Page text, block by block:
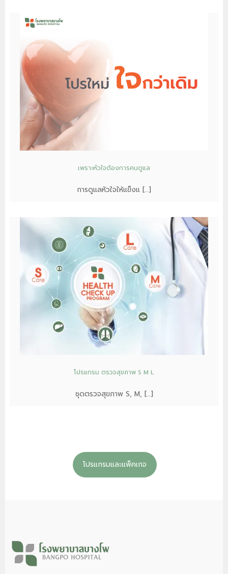
เพราะหัวใจต้องการคนดูแล
การดูแลหัวใจให้แข็งแ […]
โปรแกรม ตรวจสุขภาพ S M L
ชุดตรวจสุขภาพ S, M, […]
โปรแกรมและแพ็คเกจ